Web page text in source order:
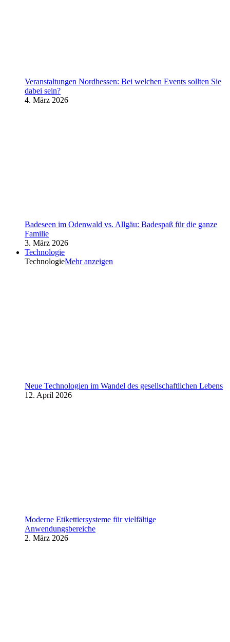
Veranstaltungen Nordhessen: Bei welchen Events sollten Sie
dabei sein?
4. März 2026
Badeseen im Odenwald vs. Allgäu: Badespaß für die ganze
Familie
3. März 2026
Technologie
TechnologieMehr anzeigen
Neue Technologien im Wandel des gesellschaftlichen Lebens
12. April 2026
Moderne Etikettiersysteme für vielfältige
Anwendungsbereiche
2. März 2026